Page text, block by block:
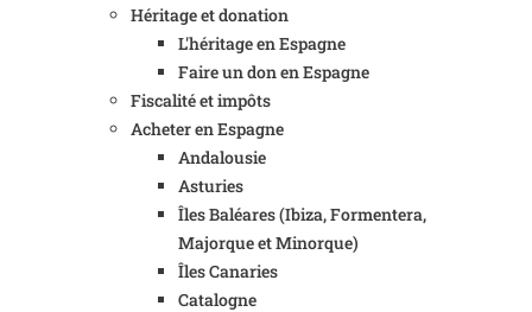
Héritage et donation
L'héritage en Espagne
Faire un don en Espagne
Fiscalité et impôts
Acheter en Espagne
Andalousie
Asturies
Îles Baléares (Ibiza, Formentera,
Majorque et Minorque)
Îles Canaries
Catalogne